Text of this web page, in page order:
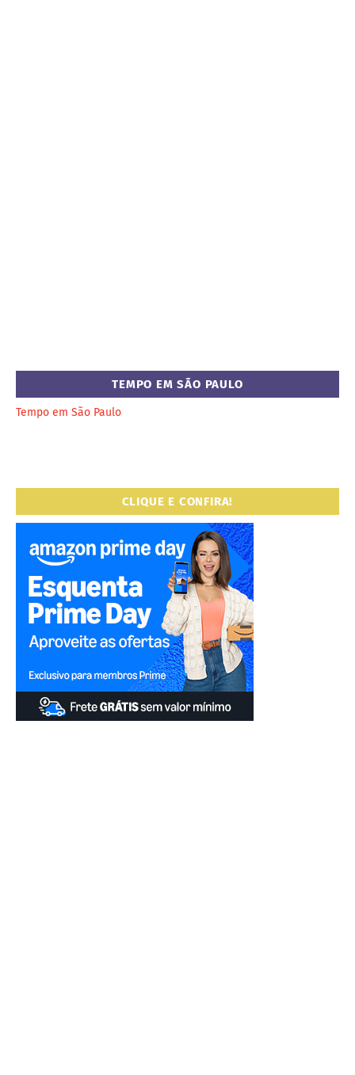
TEMPO EM SÃO PAULO
Tempo em São Paulo
CLIQUE E CONFIRA!